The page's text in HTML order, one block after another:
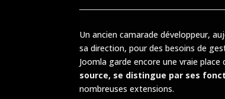
Un ancien camarade développeur,
sa direction, pour des besoins de
Joomla garde encore une vraie
source, se distingue par ses
nombreuses extensions.